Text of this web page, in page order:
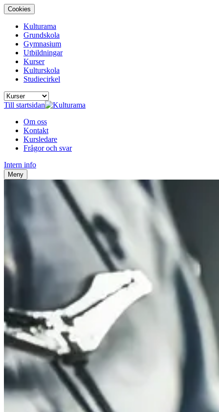
Cookies
Kulturama
Grundskola
Gymnasium
Utbildningar
Kurser
Kulturskola
Studiecirkel
Till startsidan
Om oss
Kontakt
Kursledare
Frågor och svar
Intern info
Meny